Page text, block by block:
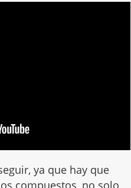
ya que hay que